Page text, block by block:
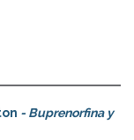
- Buprenorfina y